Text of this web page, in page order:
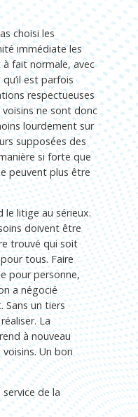
choisi les
immédiate les
fait normale, avec
est parfois
respectueuses
ne sont donc
lourdement sur
supposées des
si forte que
peuvent plus être
le litige au sérieux.
doivent être
trouvé qui soit
tous. Faire
pour personne,
a négocié
Sans un tiers
La
à nouveau
Un bon
de la